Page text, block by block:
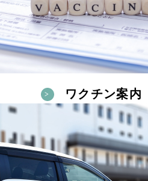
ワクチン案内